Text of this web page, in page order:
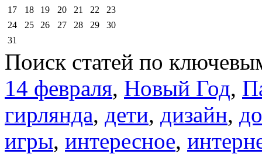
17
18 19 20 21 22
23
24
25 26 27 28 29
30
31
Поиск статей по
14 февраля, Новый Год,
гирлянда, дети, дизайн,
игры, интересное,